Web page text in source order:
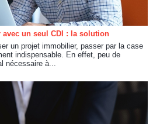
un seul CDI : la solution
un projet immobilier, passer par la case
indispensable. En effet, peu de
nécessaire à...